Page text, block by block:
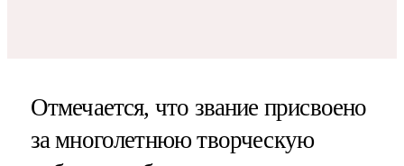
Отмечается, что звание присвоено
за многолетнюю творческую